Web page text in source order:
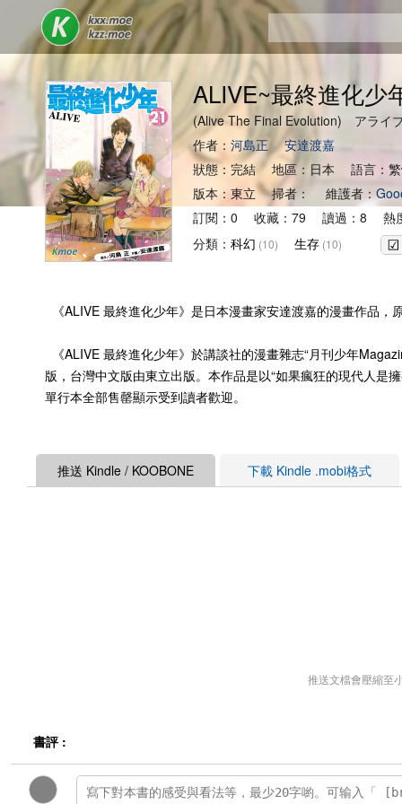
ALIVE~最終進化少
(Alive The Final Evolution) アライ
作者： 河島正
安達渡嘉
狀態：完結 地區：日本 語言：
版本：東立 掃者： 維護者：
訂閱：0 收藏：79 讀過：8 熱
分類： 科幻 (10) 生存 (10)
《ALIVE 最終進化少年》是日本漫畫家安達渡嘉的漫畫作品
《ALIVE 最終進化少年》於講談社的漫畫雜志“月刊少年
版，台灣中文版由東立出版。本作品是以“如果瘋狂的現代人
單行本全部售罄顯示受到讀者歡迎。
推送 Kindle / KOOBONE 下載 Kindle .mobi格式
推送文檔會壓縮至
書評 :